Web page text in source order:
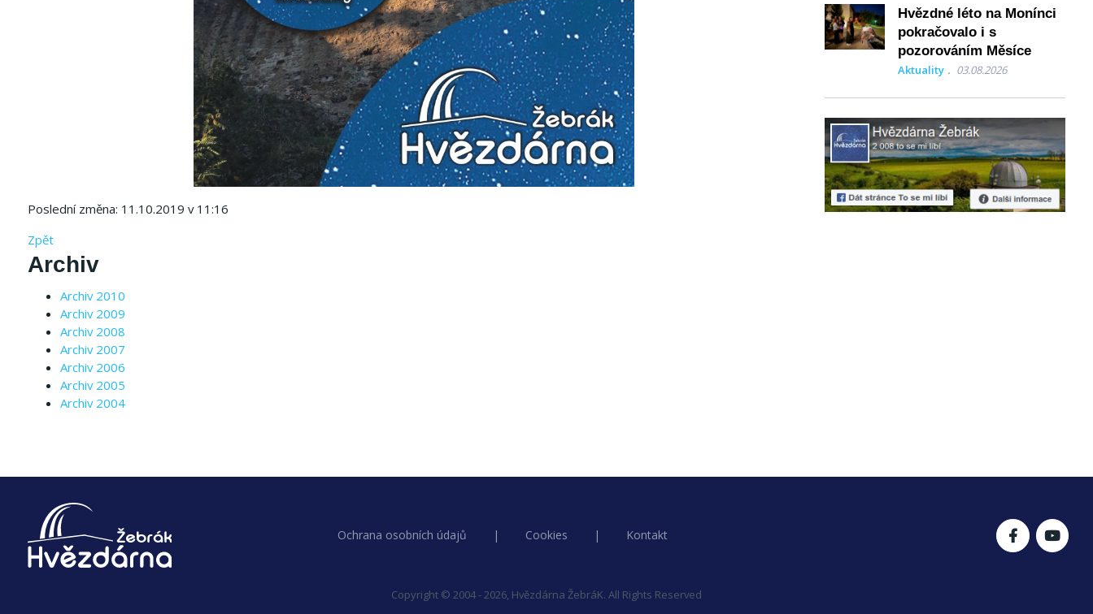
Poslední změna: 11.10.2019 v 11:16
Zpět
Archiv
Archiv 2010
Archiv 2009
Archiv 2008
Archiv 2007
Archiv 2006
Archiv 2005
Archiv 2004
Hvězdné léto na Monínci
pokračovalo i s
pozorováním Měsíce
Aktuality 03.08.2026
Ochrana osobních údajů | Cookies | Kontakt
Copyright © 2004 - 2026, Hvězdárna ŽebráK. All Rights Reserved